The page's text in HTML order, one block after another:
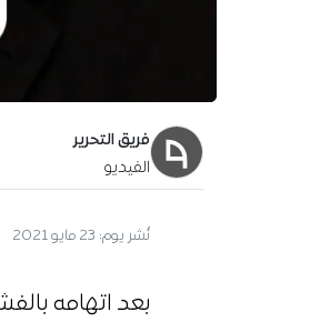
فريق التحرير
الفيديو
نُشر يوم: 23 مايو 2021
بعد اتهامه